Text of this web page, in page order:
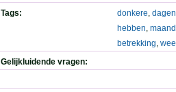
Tags:
donkere, dagen
hebben, maand
betrekking,
Gelijkluidende vragen: